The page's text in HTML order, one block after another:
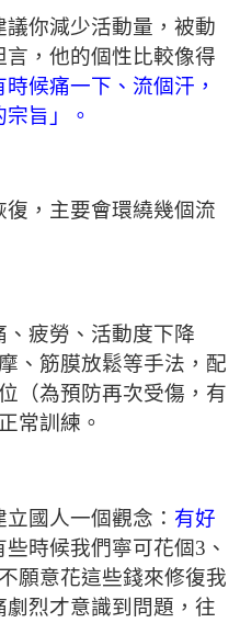
你減少活動量，被動
，他的個性比較像得
時候痛一下、流個汗，
旨」。
，主要會環繞幾個流
疲勞、活動度下降
、筋膜放鬆等手法，配
（為預防再次受傷，有
常訓練。
國人一個觀念： 有好
些時候我們寧可花個3、
願意花這些錢來修復我
烈才意識到問題，往